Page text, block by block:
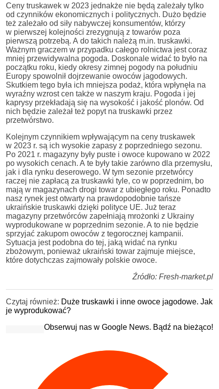
Ceny truskawek w 2023 jednakże nie będą zależały tylko
od czynników ekonomicznych i politycznych. Dużo będzie
też zależało od siły nabywczej konsumentów, którzy
w pierwszej kolejności zrezygnują z towarów poza
pierwszą potrzebą. A do takich należą m.in. truskawki.
Ważnym graczem w przypadku całego rolnictwa jest coraz
mniej przewidywalna pogoda. Doskonale widać to było na
początku roku, kiedy okresy zimnej pogody na południu
Europy spowolnił dojrzewanie owoców jagodowych.
Skutkiem tego była ich mniejsza podaż, która wpłynęła na
wyraźny wzrost cen także w naszym kraju. Pogoda i jej
kaprysy przekładają się na wysokość i jakość plonów. Od
nich będzie zależał też popyt na truskawki przez
przetwórstwo.
Kolejnym czynnikiem wpływającym na ceny truskawek
w 2023 r. są ich wysokie zapasy z poprzedniego sezonu.
Po 2021 r. magazyny były puste i owoce kupowano w 2022
po wysokich cenach. A te były takie zarówno dla przemysłu,
jak i dla rynku deserowego. W tym sezonie przetwórcy
raczej nie zapłacą za truskawki tyle, co w poprzednim, bo
mają w magazynach drogi towar z ubiegłego roku. Ponadto
nasz rynek jest otwarty na prawdopodobnie tańsze
ukraińskie truskawki dzięki polityce UE. Już teraz
magazyny przetwórców zapełniają mrożonki z Ukrainy
wyprodukowane w poprzednim sezonie. A to nie będzie
sprzyjać zakupom owoców z tegorocznej kampanii.
Sytuacja jest podobna do tej, jaką widać na rynku
zbożowym, ponieważ ukraiński towar zajmuje miejsce,
które dotychczas zajmowały polskie owoce.
Źródło: Fresh-market.pl
Czytaj również: Duże truskawki i inne owoce jagodowe. Jak
je wyprodukować?
Obserwuj nas w Google News. Bądź na bieżąco!